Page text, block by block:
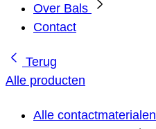
Over Bals
Contact
Terug
Alle producten
Alle contactmaterialen